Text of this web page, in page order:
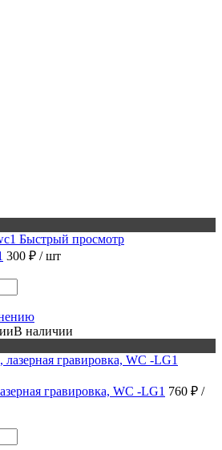
Быстрый просмотр
300 ₽ / шт
В наличии
гравировка, WC -LG1 760 ₽ /